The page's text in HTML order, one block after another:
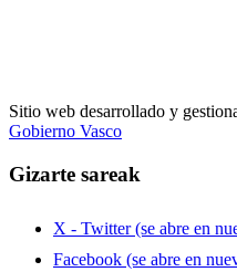
Sitio web desarrollado y
Gobierno Vasco
Gizarte sareak
X - Twitter (se abre en
Facebook (se abre en